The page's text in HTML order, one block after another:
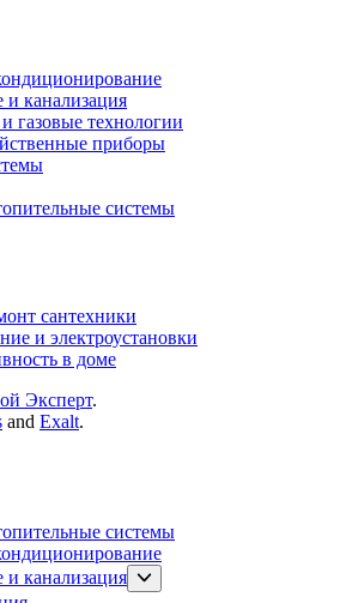
канализация
газовые технологии
приборы
системы
сантехники
и электроустановки
в доме
Эксперт.
and Exalt.
системы
канализация
Show
sub